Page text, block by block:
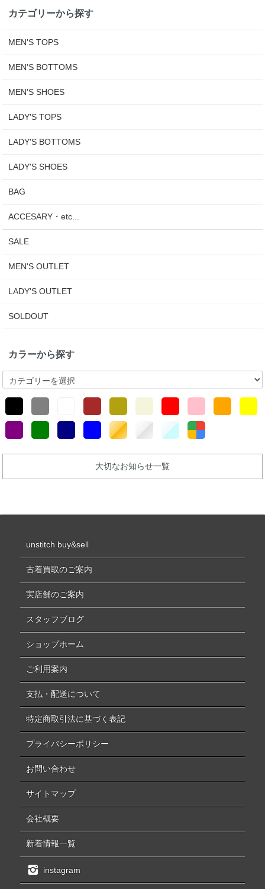
カテゴリーから探す
MEN'S TOPS
MEN'S BOTTOMS
MEN'S SHOES
LADY'S TOPS
LADY'S BOTTOMS
LADY'S SHOES
BAG
ACCESARY・etc...
SALE
MEN'S OUTLET
LADY'S OUTLET
SOLDOUT
カラーから探す
大切なお知らせ一覧
unstitch buy&sell
古着買取のご案内
実店舗のご案内
スタッフブログ
ショップホーム
ご利用案内
支払・配送について
特定商取引法に基づく表記
プライバシーポリシー
お問い合わせ
サイトマップ
会社概要
新着情報一覧
instagram